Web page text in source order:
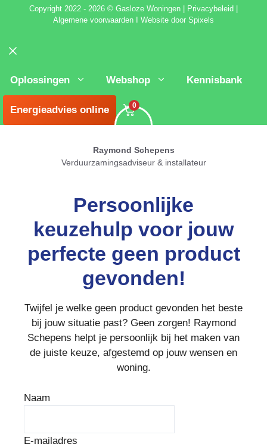
Copyright 2022 - 2026 © Gasloze Woningen Privacybeleid
Algemene voorwaarden
Website door Spixels
Oplossingen
Webshop Kennisbank
Energieadvies online 0
Raymond Schepens
Verduurzamingsadviseur & installateur
Persoonlijke
keuzehulp voor jouw
perfecte geen product
gevonden!
Twijfel je welke geen product gevonden het beste
bij jouw situatie past? Geen zorgen! Raymond
Schepens helpt je persoonlijk bij het maken van
de juiste keuze, afgestemd op jouw wensen en
woning.
Naam
E-mailadres